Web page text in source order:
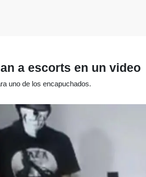
a escorts en un video
uno de los encapuchados.